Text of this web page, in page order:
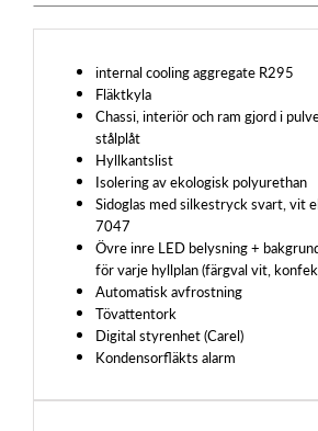
internal cooling aggregate R295
Fläktkyla
Chassi, interiör och ram gjord i
stålplåt
Hyllkantslist
Isolering av ekologisk polyurethan
Sidoglas med silkestryck svart, vit
7047
Övre inre LED belysning +
för varje hyllplan (färgval vit,
Automatisk avfrostning
Tövattentork
Digital styrenhet (Carel)
Kondensorfläkts alarm